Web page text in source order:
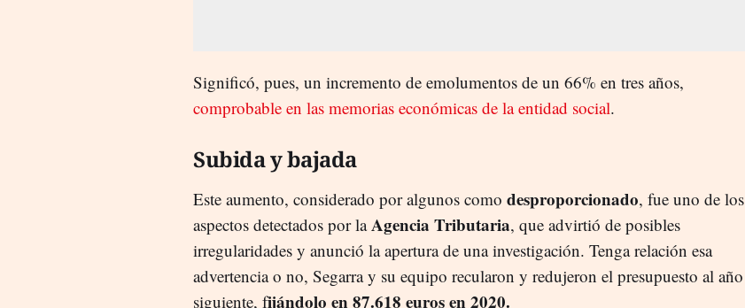
Significó, pues, un incremento de emolumentos de un 66% en tres años,
comprobable en las memorias económicas de la entidad social.
Subida y bajada
Este aumento, considerado por algunos como desproporcionado, fue uno de los
aspectos detectados por laAgencia Tributaria, que advirtió de posibles
irregularidades y anunció la apertura de una investigación. Tenga relación esa
advertencia o no, Segarra y su equipo recularon y redujeron el presupuesto al año
siguiente, fijándolo en 87.618 euros en 2020.